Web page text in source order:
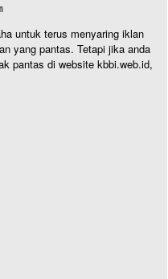
untuk terus menyaring iklan
yang pantas. Tetapi jika anda
pantas di website kbbi.web.id,